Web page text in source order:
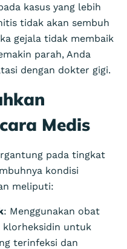
kasus yang lebih
tidak akan sembuh
gejala tidak membaik
parah, Anda
dengan dokter gigi.
Medis
pada tingkat
kondisi
meliputi:
: Menggunakan obat
klorheksidin untuk
terinfeksi dan